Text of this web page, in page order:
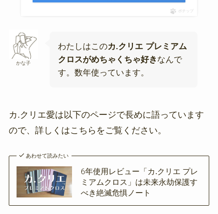
ポチップ
かな子
わたしはこのカ.クリエ プレミアム
クロスがめちゃくちゃ好き なんで
す。数年使っています。
カ.クリエ愛は以下のページで長めに語っています
ので、詳しくはこちらをご覧ください。
あわせて読みたい
6年使用レビュー「カ.クリエ プレ
ミアムクロス」は未来永劫保護す
べき絶滅危惧ノート